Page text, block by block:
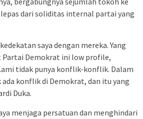
dari soliditas internal partai yang
saya dengan mereka. Yang
Partai Demokrat ini low profile,
tidak punya konflik-konflik. Dalam
konflik di Demokrat, dan itu yang
Duka.
menjaga persatuan dan menghindari